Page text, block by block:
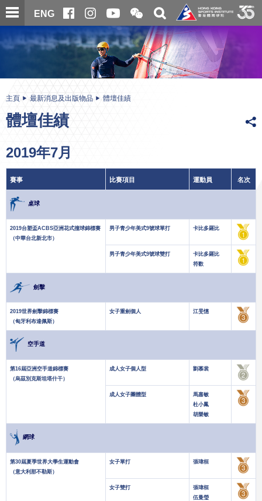
跳
至
內
ENG
開
合
微
信
二
維
碼
關
搜
尋
内
主頁 最新消息及出版物品 體壇佳績
體壇佳績
2019年7月
賽事 比賽項目 運動員 名次
桌球
2019台塑盃ACBS亞洲花式撞球錦標賽
（中華台北新北市）
男子青少年美式9號球單打 卡比多羅比
男子青少年美式9號球雙打
卡比多羅比
符歡
劍擊
2019世界劍擊錦標賽
（匈牙利布達佩斯）
女子重劍個人 江旻憓
空手道
第16屆亞洲空手道錦標賽
（烏茲別克斯坦塔什干）
成人女子個人型 劉慕裳
成人女子團體型
馬嘉敏
杜小鳳
胡樂敏
網球
第30屆夏季世界大學生運動會
（意大利那不勒斯）
女子單打 張瑋桓
女子雙打
張瑋桓
伍曼瑩